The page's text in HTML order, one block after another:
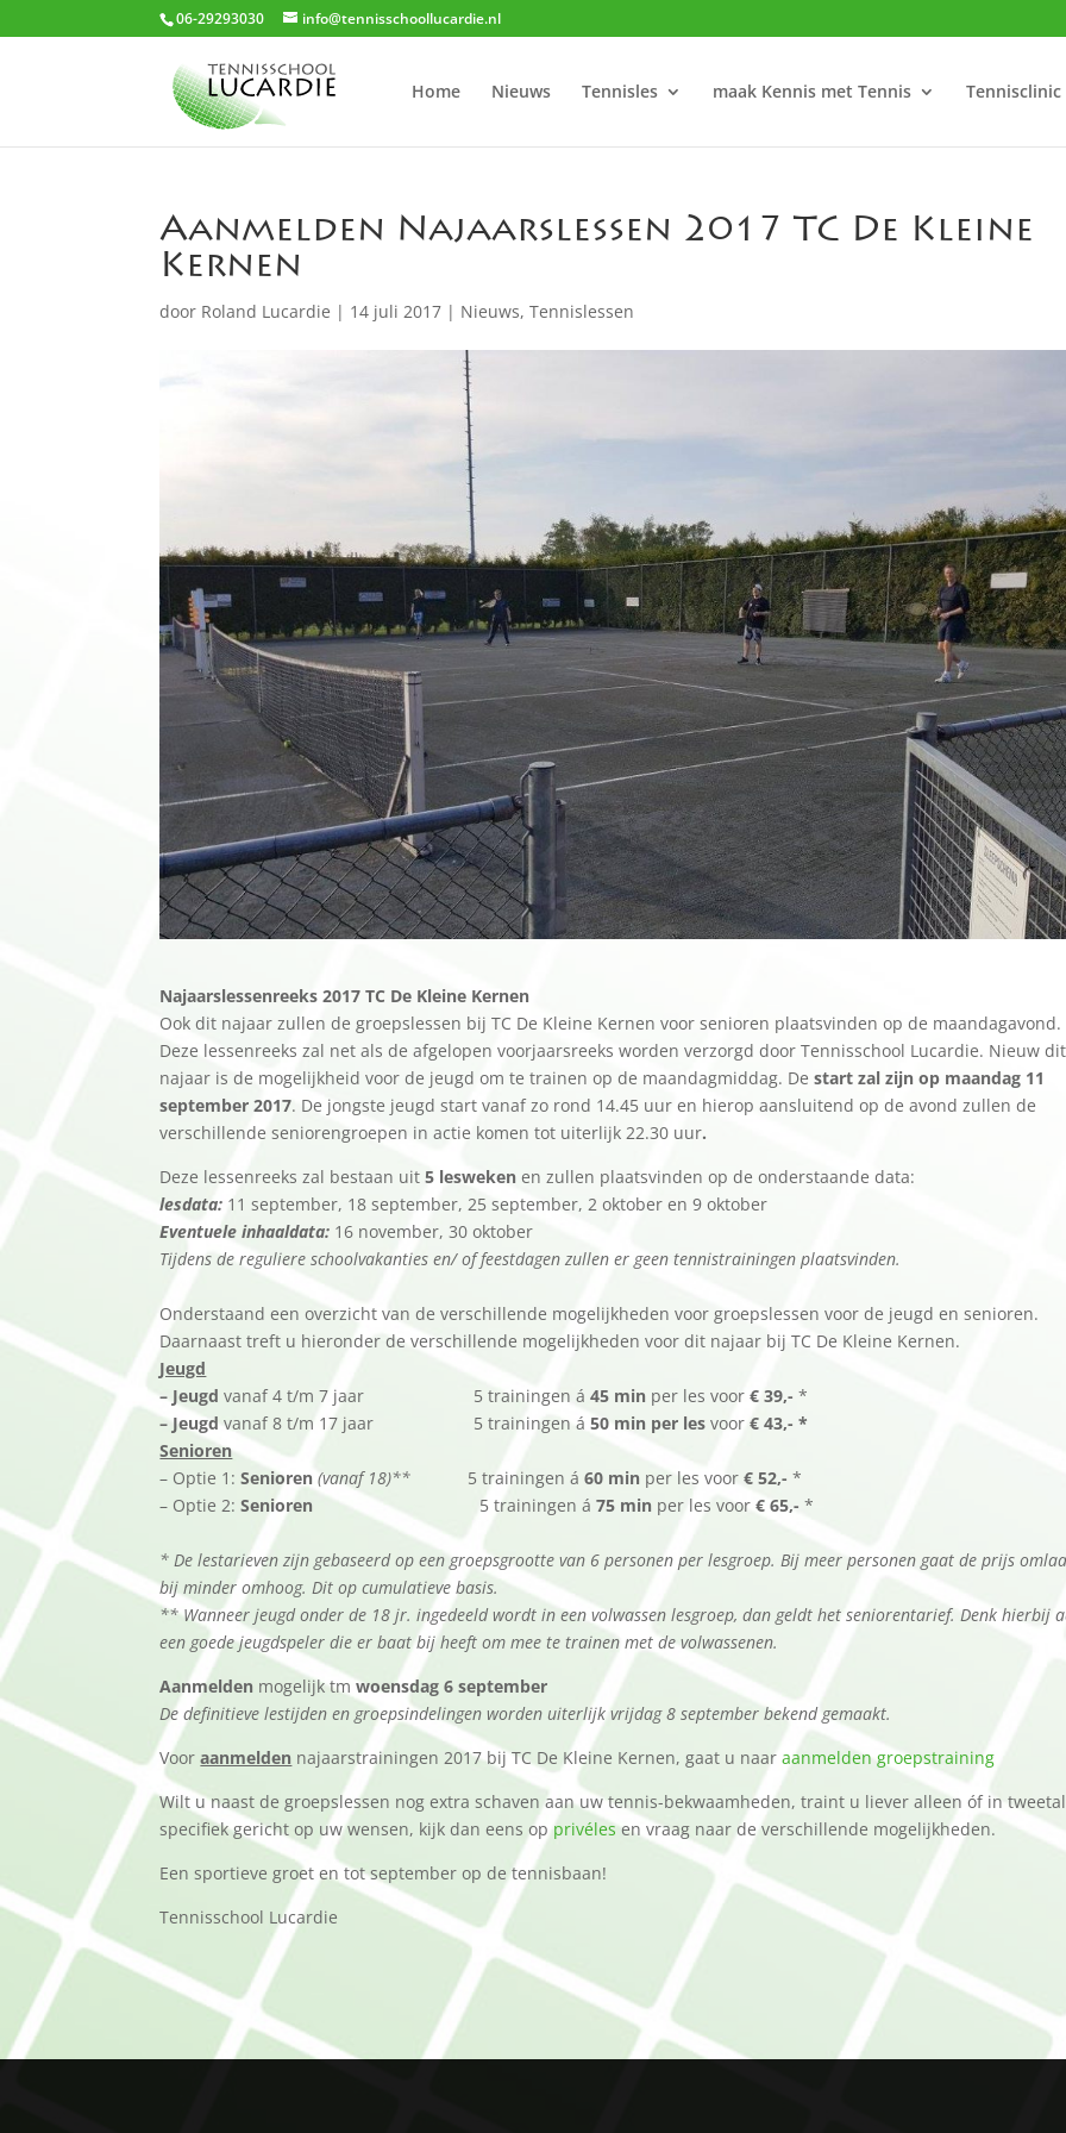
06-29293030 info@tennisschoollucardie.nl
Home Nieuws Tennisles maak Kennis met Tennis Tennisclinic
Aanmelden Najaarslessen 2017 TC De Kleine
Kernen
door Roland Lucardie | 14 juli 2017 | Nieuws,Tennislessen
Najaarslessenreeks 2017 TC De Kleine Kernen
Ook dit najaar zullen de groepslessen bij TC De Kleine Kernen voor senioren plaatsvinden op de maandagavond.
Deze lessenreeks zal net als de afgelopen voorjaarsreeks worden verzorgd door Tennisschool Lucardie. Nieuw dit
najaar is de mogelijkheid voor de jeugd om te trainen op de maandagmiddag. Destart zal zijn op maandag 11
september 2017. De jongste jeugd start vanaf zo rond 14.45 uur en hierop aansluitend op de avond zullen de
verschillende seniorengroepen in actie komen tot uiterlijk 22.30 uur.
Deze lessenreeks zal bestaan uit5 leswekenen zullen plaatsvinden op de onderstaande data:
lesdata: 11 september, 18 september, 25 september, 2 oktober en 9 oktober
Eventuele inhaaldata: 16 november, 30 oktober
Tijdens de reguliere schoolvakanties en/ of feestdagen zullen er geen tennistrainingen plaatsvinden.
Onderstaand een overzicht van de verschillende mogelijkheden voor groepslessen voor de jeugd en senioren.
Daarnaast treft u hieronder de verschillende mogelijkheden voor dit najaar bij TC De Kleine Kernen.
Jeugd
– Jeugdvanaf 4 t/m 7 jaar 5 trainingen á45 min per les voor€ 39,- *
– Jeugdvanaf 8 t/m 17 jaar 5 trainingen á50 min per lesvoor € 43,- *
Senioren
– Optie 1:Senioren(vanaf 18)** 5 trainingen á60 min per les voor€ 52,- *
– Optie 2:Senioren 5 trainingen á75 min per les voor€ 65,- *
* De lestarieven zijn gebaseerd op een groepsgrootte van 6 personen per lesgroep. Bij meer personen gaat de prijs
bij minder omhoog. Dit op cumulatieve basis.
** Wanneer jeugd onder de 18 jr. ingedeeld wordt in een volwassen lesgroep, dan geldt het seniorentarief. Denk hierbij
een goede jeugdspeler die er baat bij heeft om mee te trainen met de volwassenen.
Aanmelden mogelijk tmwoensdag 6 september
De definitieve lestijden en groepsindelingen worden uiterlijk vrijdag 8 september bekend gemaakt.
Vooraanmelden najaarstrainingen 2017 bij TC De Kleine Kernen, gaat u naaraanmelden groepstraining
Wilt u naast de groepslessen nog extra schaven aan uw tennis-bekwaamheden, traint u liever alleen óf in
specifiek gericht op uw wensen, kijk dan eens opprivélesen vraag naar de verschillende mogelijkheden.
Een sportieve groet en tot september op de tennisbaan!
Tennisschool Lucardie